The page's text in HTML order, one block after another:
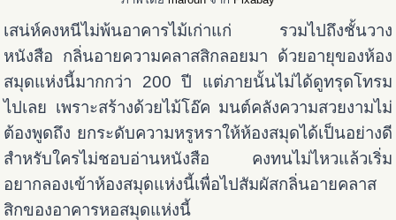
เสน่ห์คงหนีไม่พ้นอาคารไม้เก่าแก่ รวมไปถึงชั้นวาง
หนังสือ กลิ่นอายความคลาสสิกลอยมา ด้วยอายุของห้อง
สมุดแห่งนี้มากกว่า 200 ปี แต่ภายนั้นไม่ได้ดูทรุดโทรม
ไปเลย เพราะสร้างด้วยไม้โอ๊ค มนต์คลังความสวยงามไม่
ต้องพูดถึง ยกระดับความหรูหราให้ห้องสมุดได้เป็นอย่างดี
สำหรับใครไม่ชอบอ่านหนังสือ คงทนไม่ไหวแล้วเริ่ม
อยากลองเข้าห้องสมุดแห่งนี้เพื่อไปสัมผัสกลิ่นอายคลาส
สิกของอาคารหอสมุดแห่งนี้